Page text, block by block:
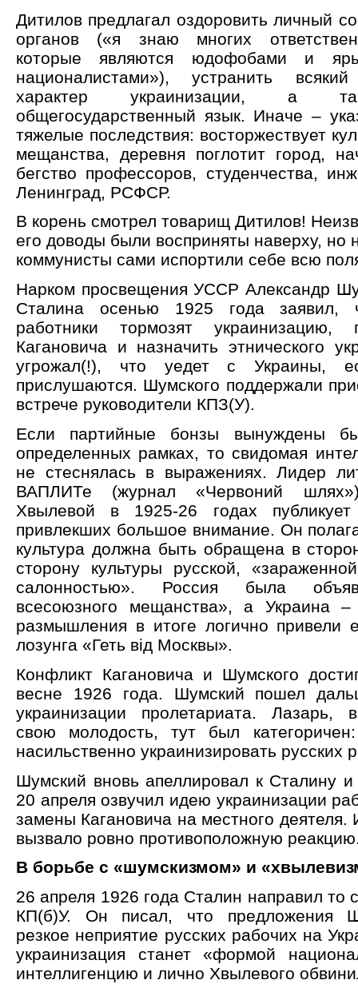
Дитилов предлагал оздоровить личный
органов («я знаю многих
которые являются юдофобами и
националистами»), устранить всякий
характер украинизации, а
общегосударственный язык. Иначе –
тяжелые последствия: восторжествует
мещанства, деревня поглотит город,
бегство профессоров, студенчества,
Ленинград, РСФСР.
В корень смотрел товарищ Дитилов!
его доводы были восприняты наверху, но
коммунисты сами испортили себе всю
Нарком просвещения УССР Александр
Сталина осенью 1925 года заявил,
работники тормозят украинизацию,
Кагановича и назначить этнического
угрожал(!), что уедет с Украины,
прислушаются. Шумского поддержали
встрече руководители КПЗ(У).
Если партийные бонзы вынуждены
определенных рамках, то свидомая
не стеснялась в выражениях. Лидер
ВАПЛИТе (журнал «Червоний
Хвылевой в 1925-26 годах
привлекших большое внимание. Он
культура должна быть обращена в
сторону культуры русской,
салонностью». Россия была
всесоюзного мещанства», а Украина
размышления в итоге логично привели
лозунга «Геть вiд Москвы».
Конфликт Кагановича и Шумского
весне 1926 года. Шумский пошел
украинизации пролетариата. Лазарь,
свою молодость, тут был
насильственно украинизировать русских
Шумский вновь апеллировал к Сталину
20 апреля озвучил идею украинизации
замены Кагановича на местного деятеля.
вызвало ровно противоположную
В борьбе с «шумскизмом» и
26 апреля 1926 года Сталин направил то
КП(б)У. Он писал, что предложения
резкое неприятие русских рабочих на
украинизация станет «формой
интеллигенцию и лично Хвылевого